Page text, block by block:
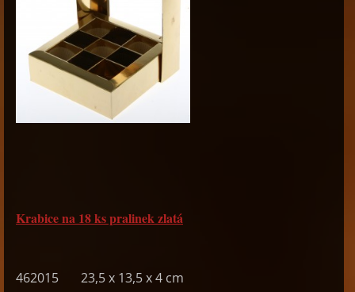
Krabice na 18 ks pralinek zlatá
462015 23,5 x 13,5 x 4 cm